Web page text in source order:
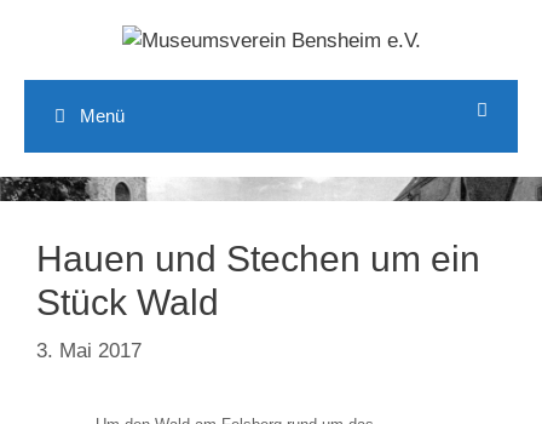
springen
Menü
Hauen und Stechen um ein
Stück Wald
3. Mai 2017